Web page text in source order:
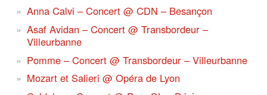
Anna Calvi – Concert @ CDN – Besançon
Asaf Avidan – Concert @ Transbordeur –
Villeurbanne
Pomme – Concert @ Transbordeur – Villeurbanne
Mozart et Salieri @ Opéra de Lyon